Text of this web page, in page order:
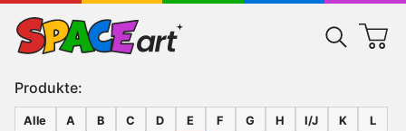
Produkte:
Alle A B C D E F G H I/J K L